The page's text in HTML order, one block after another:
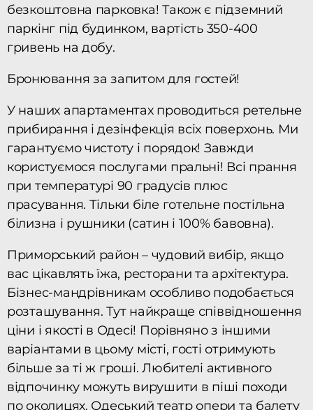
безкоштовна парковка! Також є підземний
паркінг під будинком, вартість 350-400
гривень на добу.
Бронювання за запитом для гостей!
У наших апартаментах проводиться ретельне
прибирання і дезінфекція всіх поверхонь. Ми
гарантуємо чистоту і порядок! Завжди
користуємося послугами пральні! Всі прання
при температурі 90 градусів плюс
прасування. Тільки біле готельне постільна
білизна і рушники (сатин і 100% бавовна).
Приморський район – чудовий вибір, якщо
вас цікавлять їжа, ресторани та архітектура.
Бізнес-мандрівникам особливо подобається
розташування. Тут найкраще співвідношення
ціни і якості в Одесі! Порівняно з іншими
варіантами в цьому місті, гості отримують
більше за ті ж гроші. Любителі активного
відпочинку можуть вирушити в піші походи
по околицях. Одеський театр опери та балету